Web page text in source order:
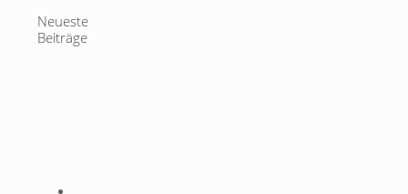
Neueste
Beiträge